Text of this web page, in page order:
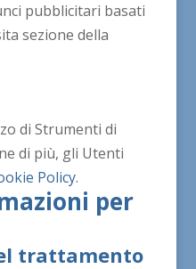
pubblicitari basati
sezione della
di Strumenti di
di più, gli Utenti
Policy.
per
trattamento